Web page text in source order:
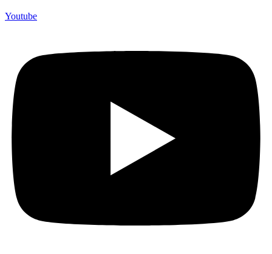
Youtube